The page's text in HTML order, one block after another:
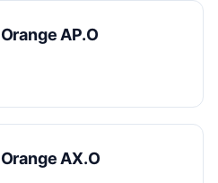
AP.O
AX.O